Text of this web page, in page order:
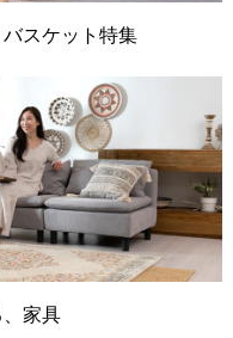
スケット特集
家具